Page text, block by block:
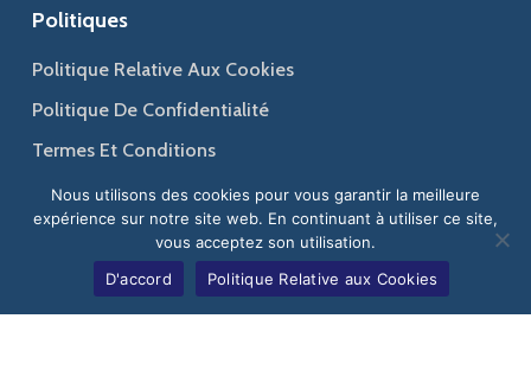
Politiques
Politique Relative Aux Cookies
Politique De Confidentialité
Termes Et Conditions
© 2026 Jaber Group - Bâtir l'excellence, ériger votre confiance.
Nous utilisons des cookies pour vous garantir la meilleure
expérience sur notre site web. En continuant à utiliser ce site,
vous acceptez son utilisation.
D'accord
Politique Relative aux Cookies